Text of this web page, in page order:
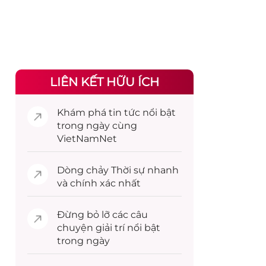
LIÊN KẾT HỮU ÍCH
Khám phá tin tức nổi bật
trong ngày cùng
VietNamNet
Dòng chảy Thời sự nhanh
và chính xác nhất
Đừng bỏ lỡ các câu
chuyện giải trínổi bật
trong ngày